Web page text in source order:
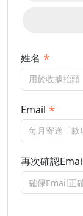
姓名
Email
再次確認